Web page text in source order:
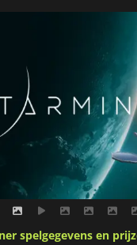
spelgegevens en